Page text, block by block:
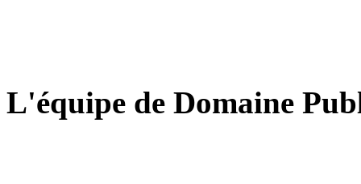
L'équipe de Domaine